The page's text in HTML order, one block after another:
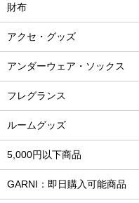
財布
アクセ・グッズ
アンダーウェア・ソックス
フレグランス
ルームグッズ
5,000円以下商品
GARNI：即日購入可能商品